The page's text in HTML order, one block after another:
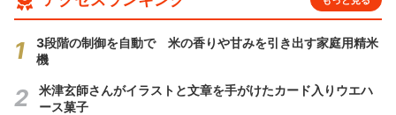
3段階の制御を自動で 米の香りや甘みを引き出す家庭用精米
機
米津玄師さんがイラストと文章を手がけたカード入りウエハ
ース菓子